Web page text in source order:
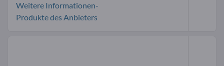
Weitere Informationen-
Produkte des Anbieters